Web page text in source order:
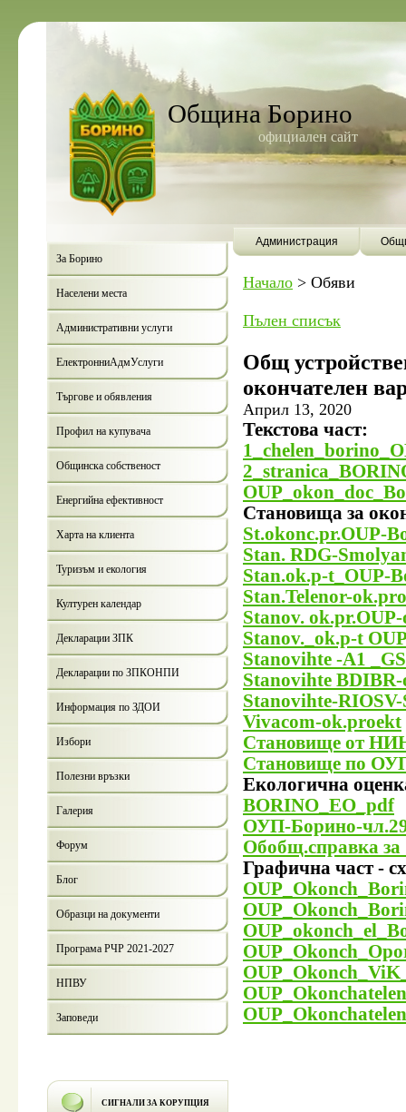
Община Борино
официален сайт
Администрация
За Борино
Населени места
Административни услуги
ЕлектронниАдмУслуги
Търгове и обявления
Профил на купувача
Общинска собственост
Енергийна ефективност
Харта на клиента
Туризъм и екология
Културен календар
Декларации ЗПК
Декларации по ЗПКОНПИ
Информация по ЗДОИ
Избори
Полезни връзки
Галерия
Форум
Блог
Образци на документи
Програма РЧР 2021-2027
НПВУ
Заповеди
СИГНАЛИ ЗА КОРУПЦИЯ
Начало > Обяви
Пълен списък
Общ
окончателен
Април 13, 2020
Текстова част:
Становища за
St.okonc.pr.OUP-
Stan. RDG-
Stan.ok.p-t_OUP-
Stan.Telenor-
Stanov.
Stanov._ok.p-t
Stanovihte -A1
Stanovihte
Stanovihte-
Vivacom-ok.proekt
Становище от
Становище по
Екологична
BORINO_EO_pdf
ОУП-Борино-
Обобщ.справка
Графична част -